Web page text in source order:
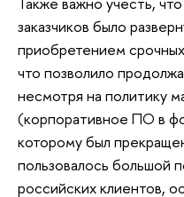
заказчиков было
приобретением
что позволило
несмотря на политику
(корпоративное ПО в
которому был
пользовалось большой
российских клиентов,